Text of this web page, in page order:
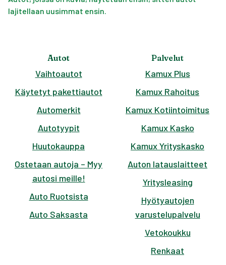
lajitellaan uusimmat ensin.
Autot
Vaihtoautot
Käytetyt pakettiautot
Automerkit
Autotyypit
Huutokauppa
Ostetaan autoja – Myy
autosi meille!
Auto Ruotsista
Auto Saksasta
Palvelut
Kamux Plus
Kamux Rahoitus
Kamux Kotiintoimitus
Kamux Kasko
Kamux Yrityskasko
Auton latauslaitteet
Yritysleasing
Hyötyautojen
varustelupalvelu
Vetokoukku
Renkaat